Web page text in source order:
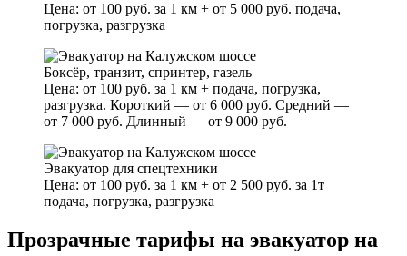
Цена: от 100 руб. за 1 км + от 5 000 руб. подача,
погрузка, разгрузка
Боксёр, транзит, спринтер, газель
Цена: от 100 руб. за 1 км + подача, погрузка,
разгрузка. Короткий — от 6 000 руб. Средний —
от 7 000 руб. Длинный — от 9 000 руб.
Эвакуатор для спецтехники
Цена: от 100 руб. за 1 км + от 2 500 руб. за 1т
подача, погрузка, разгрузка
Прозрачные тарифы на эвакуатор на